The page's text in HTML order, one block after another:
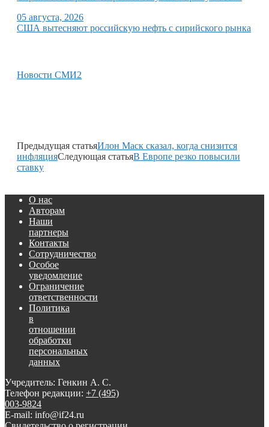
05 августа, 2026
США вытесняют российскую нефть с сирийского рынка
Новости СМИ2
Предыдущая статьяИлон Маск сказал, когда снизится
инфляцияСледующая статьяВ Европе резко повысили
ставку
О нас
Авторам
Наши
партнеры
Контакты
Сотрудничество
Особое
уведомление
Ограничение
ответственности
Политика
в
отношении
обработки
персональных
данных
Учредитель: Генкин А. С.
Телефон редакции: +7 (495)
003-9824
E-mail: info@if24.ru